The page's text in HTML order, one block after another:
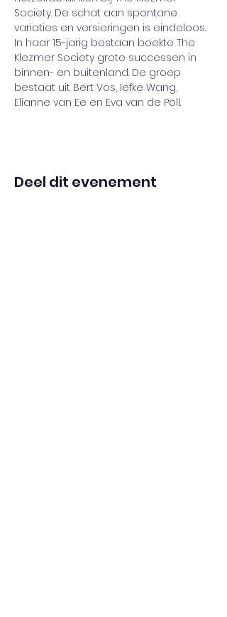
Society. De schat aan spontane
variaties en versieringen is eindeloos.
In haar 15-jarig bestaan boekte The
Klezmer Society grote successen in
binnen- en buitenland. De groep
bestaat uit Bert Vos, Iefke Wang,
Elianne van Ee en Eva van de Poll.
Deel dit evenement